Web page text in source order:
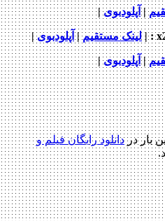
آپلودبوی|
لینک مستقیم|آپلودبوی|
آپلودبوی|
دردانلود رایگان فیلم و